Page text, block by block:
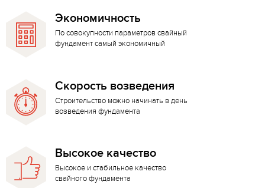
Экономичность
По совокупности параметров свайный
фундамент самый экономичный
Скорость возведения
Строительство можно начинать в день
возведения фундамента
Высокое качество
Высокое и стабильное качество
свайного фундамента